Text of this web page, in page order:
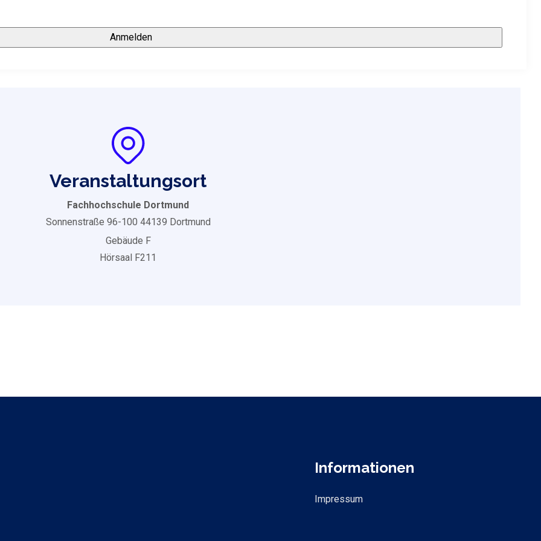
Veranstaltungsort
Fachhochschule Dortmund
Sonnenstraße 96-100 44139 Dortmund
Gebäude F
Hörsaal F211
Informationen
Impressum